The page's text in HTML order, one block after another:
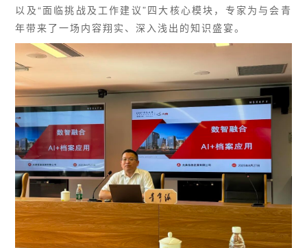
以及“面临挑战及工作建议”四大核心模块，专家为与会青
年带来了一场内容翔实、深入浅出的知识盛宴。